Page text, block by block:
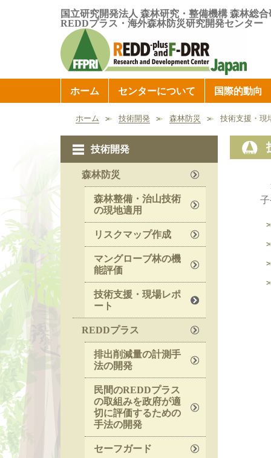
国立研究開発法人 森林研究・整備機構 森林総
REDDプラス・海外森林防災研究開発センター
ホーム センターについて 国際的動向
ホーム 技術開発 森林防災 技術支援・現
技術開発
森林防災
森林整備・治山技術
の現地適用
リスクマップ作成
マングローブ林の機
能評価
技術支援・現場レポ
ート
REDDプラス
排出削減量の計測手
法の開発
民間のREDDプラス
の取組みを政府が適
切に評価するための
手法の開発
セーフガード